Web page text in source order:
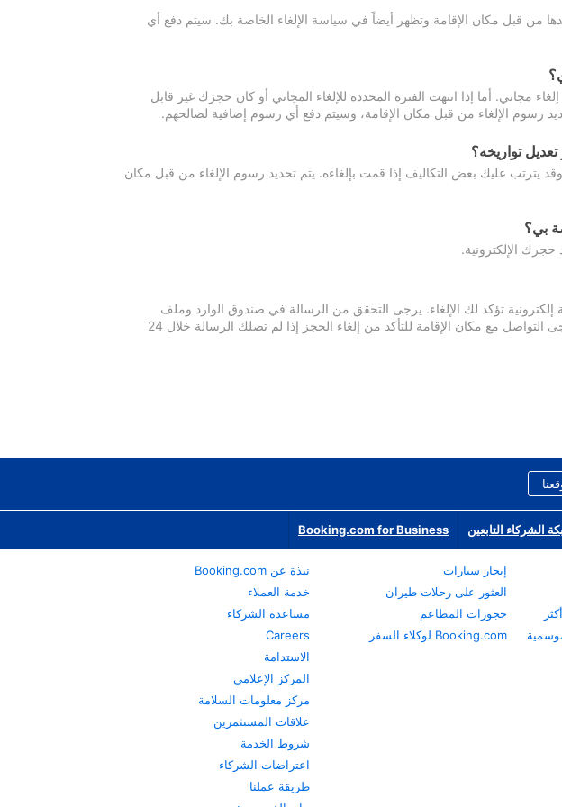
من قبل مكان الإقامة وتظهر أيضاً في سياسة الإلغاء الخاصة بك. سيتم دفع أي
مجاني. أما إذا انتهت الفترة المحددة للإلغاء المجاني أو كان حجزك غير قابل
رسوم الإلغاء من قبل مكان الإقامة، وسيتم دفع أي رسوم إضافية لصالحهم.
تواريخه؟
وقد يترتب عليك بعض التكاليف إذا قمت بإلغاءه. يتم تحديد رسوم الإلغاء من قبل مكان
بي؟
الإلكترونية.
إلكترونية تؤكد لك الإلغاء. يرجى التحقق من الرسالة في صندوق الوارد وملف
الرسائل غير المرغوبة في بريدك الإلكتروني. يرجى التواصل مع مكان الإقامة للتأكد من إلغاء الحجز إذا لم تصلك الرسالة خلال 24
الشركاء التابعين Booking.com for Business
إيجار سيارات
العثور على رحلات طيران
حجوزات المطاعم
Booking.com لوكلاء السفر
نبذة عن Booking.com
خدمة العملاء
مساعدة الشركاء
Careers
الاستدامة
المركز الإعلامي
مركز معلومات السلامة
علاقات المستثمرين
شروط الخدمة
اعتراضات الشركاء
طريقة عملنا